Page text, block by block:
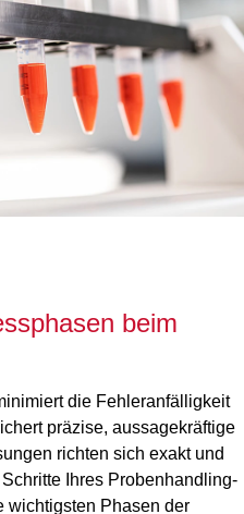
beim
die Fehleranfälligkeit
präzise, aussagekräftige
richten sich exakt und
Ihres Probenhandling-
wichtigsten Phasen der